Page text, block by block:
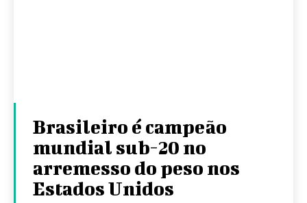
Brasileiro é campeão
mundial sub-20 no
arremesso do peso nos
Estados Unidos